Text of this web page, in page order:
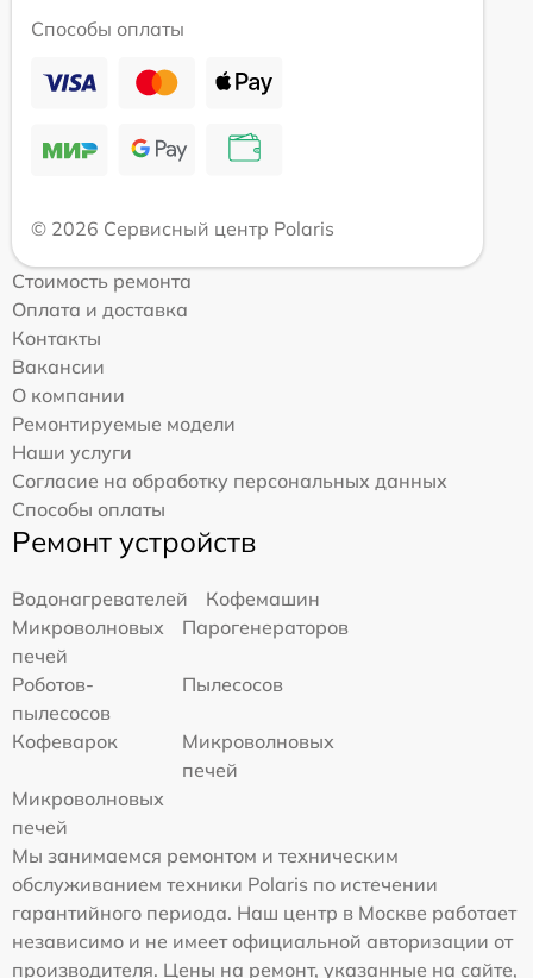
Способы оплаты
© 2026 Сервисный центр Polaris
Стоимость ремонта
Оплата и доставка
Контакты
Вакансии
О компании
Ремонтируемые модели
Наши услуги
Согласие на обработку персональных данных
Способы оплаты
Ремонт устройств
Водонагревателей
Кофемашин
Микроволновых
печей
Парогенераторов
Роботов-
пылесосов
Пылесосов
Кофеварок
Микроволновых
печей
Микроволновых
печей
Мы занимаемся ремонтом и техническим
обслуживанием техники Polaris по истечении
гарантийного периода. Наш центр в Москве работает
независимо и не имеет официальной авторизации от
производителя. Цены на ремонт, указанные на сайте,